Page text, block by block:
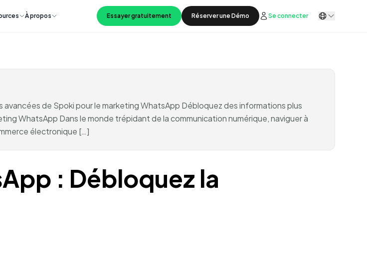
À propos Essayer gratuitement Réserver une Démo Se connecter
de Spoki pour le marketing WhatsApp Débloquez des informations plus
WhatsApp Dans le monde trépidant de la communication numérique, naviguer à
électronique […]
: Débloquez la